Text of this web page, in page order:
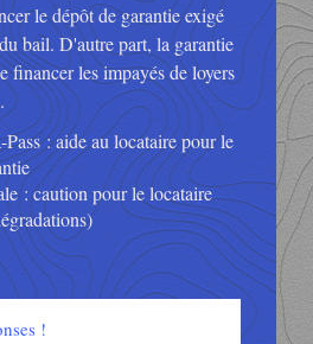
le dépôt de garantie exigé
bail. D'autre part, la garantie
financer les impayés de loyers
: aide au locataire pour le
: caution pour le locataire
!